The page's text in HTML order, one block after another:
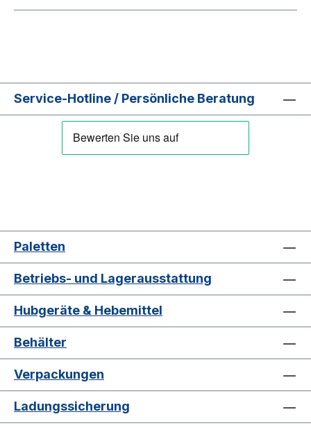
Service-Hotline / Persönliche Beratung
Paletten
Betriebs- und Lagerausstattung
Hubgeräte & Hebemittel
Behälter
Verpackungen
Ladungssicherung